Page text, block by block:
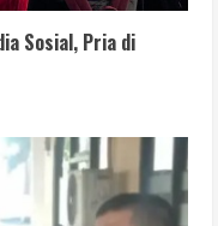
Sosial, Pria di